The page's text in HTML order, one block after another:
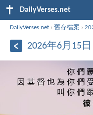
DailyVerses.net
DailyVerses.net ›舊存檔案 ›
2026年6月15日